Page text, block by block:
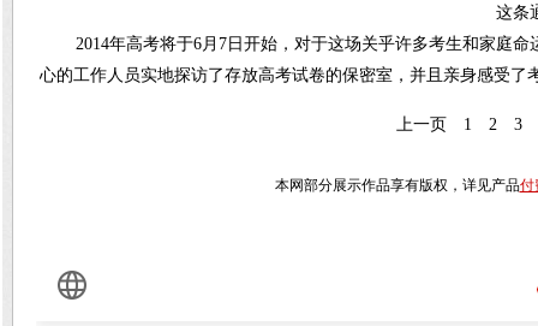
这条通
2014年高考将于6月7日开始，对于这场关乎许多考生和家庭
心的工作人员实地探访了存放高考试卷的保密室，并且亲身感受了
上一页 1 2 3
本网部分展示作品享有版权，详见产品付